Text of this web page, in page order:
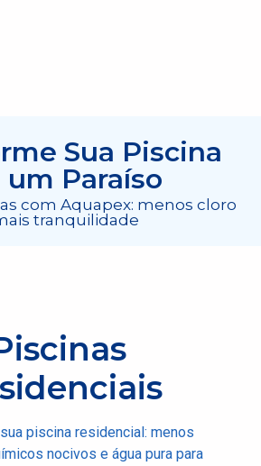
Sua Piscina
um Paraíso
com Aquapex: menos cloro
tranquilidade
piscina residencial: menos
nocivos e água pura para